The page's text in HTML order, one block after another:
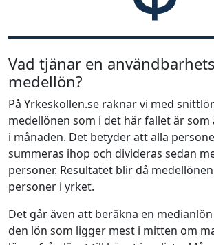
Vad tjänar en
medellön?
På Yrkeskollen.se räknar vi med
medellönen som i det här fallet är
i månaden. Det betyder att alla
summeras ihop och divideras sedan
personer. Resultatet blir då
personer i yrket.
Det går även att beräkna en
den lön som ligger mest i mitten om